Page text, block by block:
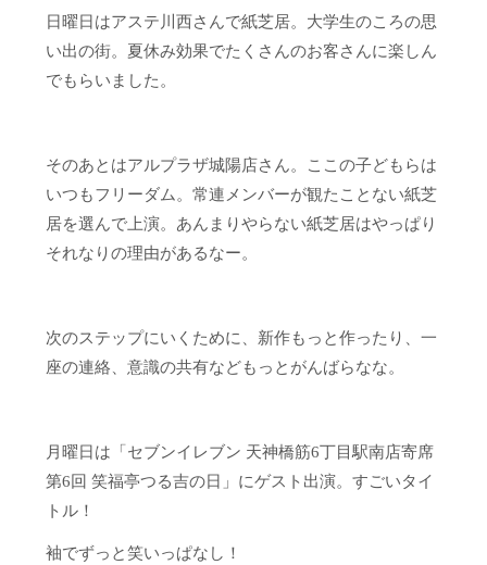
日曜日はアステ川西さんで紙芝居。大学生のころの思
い出の街。夏休み効果でたくさんのお客さんに楽しん
でもらいました。
そのあとはアルプラザ城陽店さん。ここの子どもらは
いつもフリーダム。常連メンバーが観たことない紙芝
居を選んで上演。あんまりやらない紙芝居はやっぱり
それなりの理由があるなー。
次のステップにいくために、新作もっと作ったり、一
座の連絡、意識の共有などもっとがんばらなな。
月曜日は「セブンイレブン 天神橋筋6丁目駅南店寄席
第6回 笑福亭つる吉の日」にゲスト出演。すごいタイ
トル！
袖でずっと笑いっぱなし！